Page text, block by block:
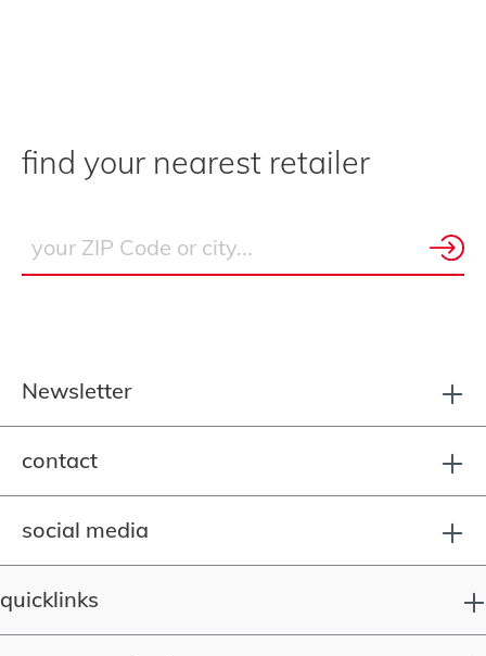
find your nearest retailer
Newsletter
contact
social media
quicklinks